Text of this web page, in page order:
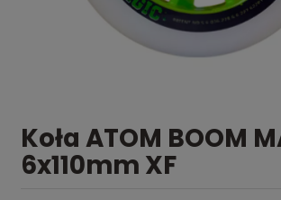
Koła ATOM BOOM
6x110mm XF